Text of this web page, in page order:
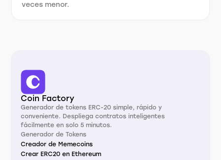
veces menor.
Coin Factory
Generador de tokens ERC-20 simple, rápido y
conveniente. Despliega contratos inteligentes
fácilmente en solo 5 minutos.
Generador de Tokens
Creador de Memecoins
Crear ERC20 en Ethereum